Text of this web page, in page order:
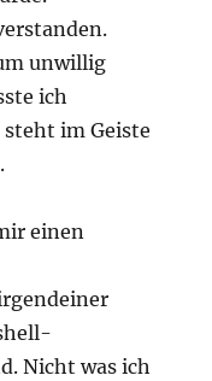
unwillig
ich
im Geiste
einen
Nicht was ich